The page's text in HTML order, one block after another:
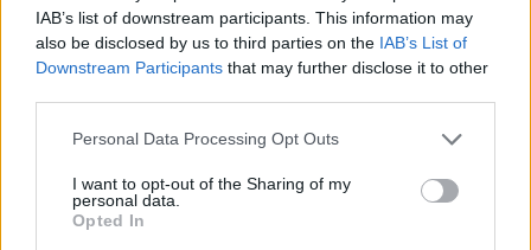
IAB’s list of downstream participants. This information may
also be disclosed by us to third parties on the IAB’s List of
Downstream Participants that may further disclose it to other
Personal Data Processing Opt Outs
I want to opt-out of the Sharing of my
personal data.
Opted In
ΔΕΙΤΕ ΕΠΙΣΗΣ
ΣΤΗΝ ΙΔΙΑ ΚΑΤΗΓΟΡΙΑ